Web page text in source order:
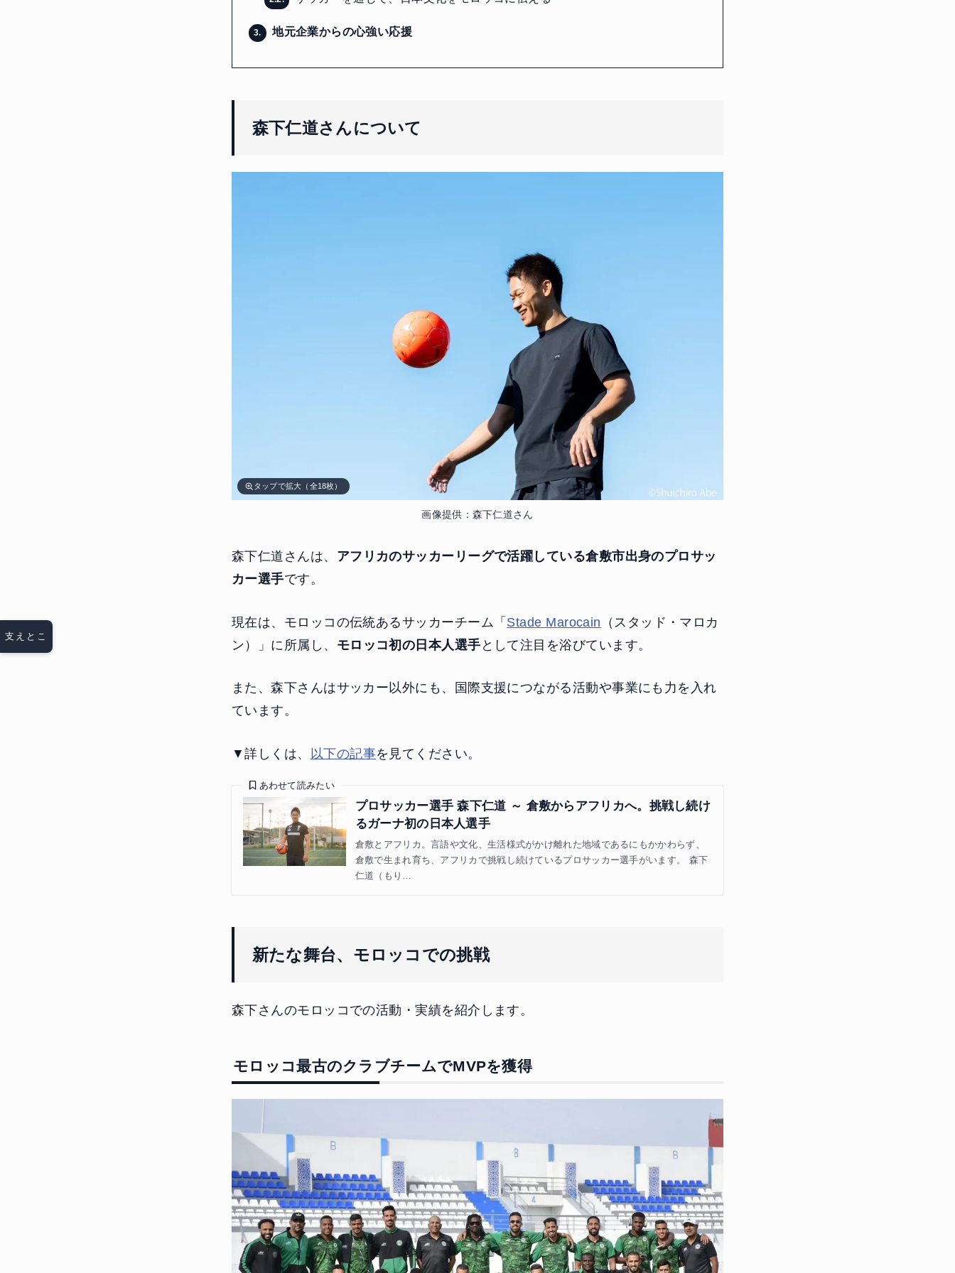
3. 地元企業からの心強い応援
森下仁道さんについて
タップで拡大（全18枚）
画像提供：森下仁道さん
森下仁道さんは、 アフリカのサッカーリーグで活躍している倉敷市出身のプロサッ
カー選手です。
現在は、モロッコの伝統あるサッカーチーム「 Stade Marocain （スタッド・マロカ
ン）」に所属し、 モロッコ初の日本人選手 として注目を浴びています。
また、森下さんはサッカー以外にも、国際支援につながる活動や事業にも力を入れ
ています。
▼詳しくは、 以下の記事を見てください。
プロサッカー選手 森下仁道 ～ 倉敷からアフリカへ。挑戦し続け
るガーナ初の日本人選手
倉敷とアフリカ。言語や文化、生活様式がかけ離れた地域であるにもかかわらず、
倉敷で生まれ育ち、アフリカで挑戦し続けているプロサッカー選手がいます。 森下
仁道（もり…
あわせて読みたい
新たな舞台、モロッコでの挑戦
森下さんのモロッコでの活動・実績を紹介します。
モロッコ最古のクラブチームでMVPを獲得
支えとこ